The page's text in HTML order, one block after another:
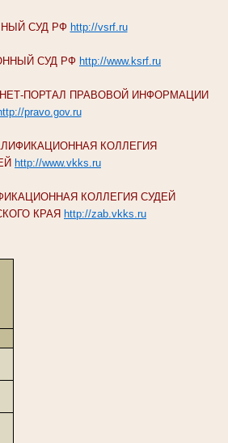
СУД РФ http://vsrf.ru
СУД РФ http://www.ksrf.ru
ПОРТАЛ ПРАВОВОЙ ИНФОРМАЦИИ
pravo.gov.ru
КОЛЛЕГИЯ
http://www.vkks.ru
КОЛЛЕГИЯ СУДЕЙ
КРАЯ http://zab.vkks.ru